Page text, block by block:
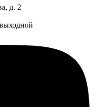
д. 2